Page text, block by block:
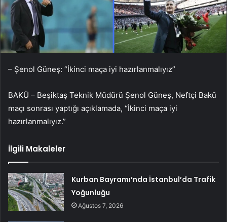
– Şenol Güneş: “İkinci maça iyi hazırlanmalıyız”
BAKÜ – Beşiktaş Teknik Müdürü Şenol Güneş, Neftçi Bakü
maçı sonrası yaptığı açıklamada, “İkinci maça iyi
hazırlanmalıyız.”
İlgili Makaleler
Kurban Bayramı’nda İstanbul’da Trafik
Yoğunluğu
Ağustos 7, 2026